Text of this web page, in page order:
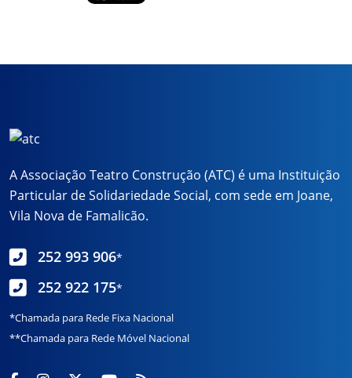
A Associação Teatro Construção (ATC) é uma Instituição
Particular de Solidariedade Social, com sede em Joane,
Vila Nova de Famalicão.
252 993 906*
252 922 175*
*Chamada para Rede Fixa Nacional
**Chamada para Rede Móvel Nacional